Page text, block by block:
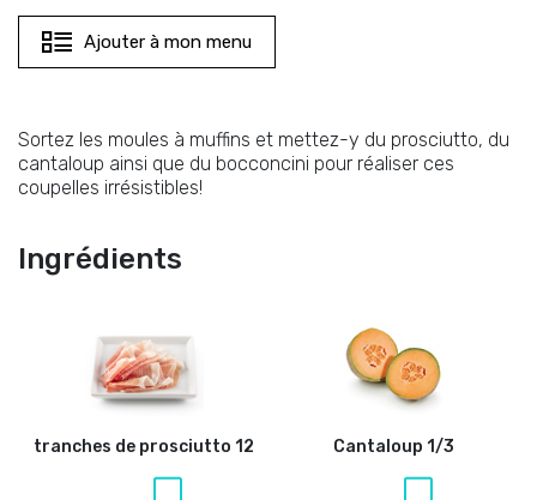
Ajouter à mon menu
Sortez les moules à muffins et mettez-y du prosciutto, du
cantaloup ainsi que du bocconcini pour réaliser ces
coupelles irrésistibles!
Ingrédients
tranches de prosciutto 12 Cantaloup 1/3